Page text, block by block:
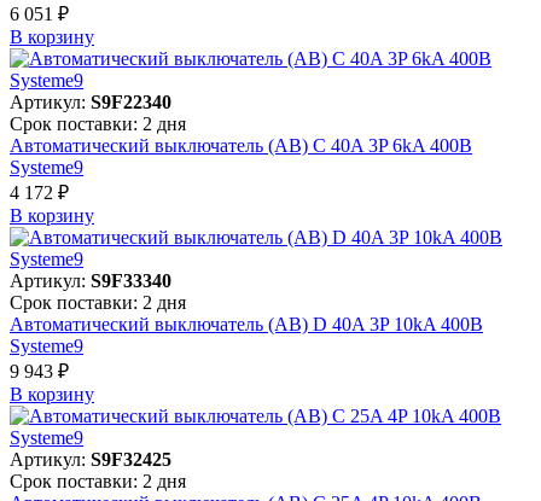
6 051 ₽
В корзинy
Артикул: S9F22340
Срок поставки: 2 дня
Автоматический выключатель (АВ) C 40A 3P 6kA 400В
Systeme9
4 172 ₽
В корзинy
Артикул: S9F33340
Срок поставки: 2 дня
Автоматический выключатель (АВ) D 40A 3P 10kA 400В
Systeme9
9 943 ₽
В корзинy
Артикул: S9F32425
Срок поставки: 2 дня